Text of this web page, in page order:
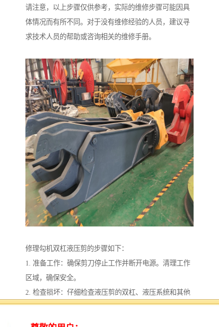
请注意，以上步骤仅供参考，实际的维修步骤可能因具
体情况而有所不同。对于没有维修经验的人员，建议寻
求技术人员的帮助或咨询相关的维修手册。
修理勾机双杠液压剪的步骤如下：
1. 准备工作：确保剪刀停止工作并断开电源。清理工作
区域，确保安全。
2. 检查损坏：仔细检查液压剪的双杠、液压系统和其他
部件是否有损坏或磨损。记录并标记需要修理或更换的
部件。